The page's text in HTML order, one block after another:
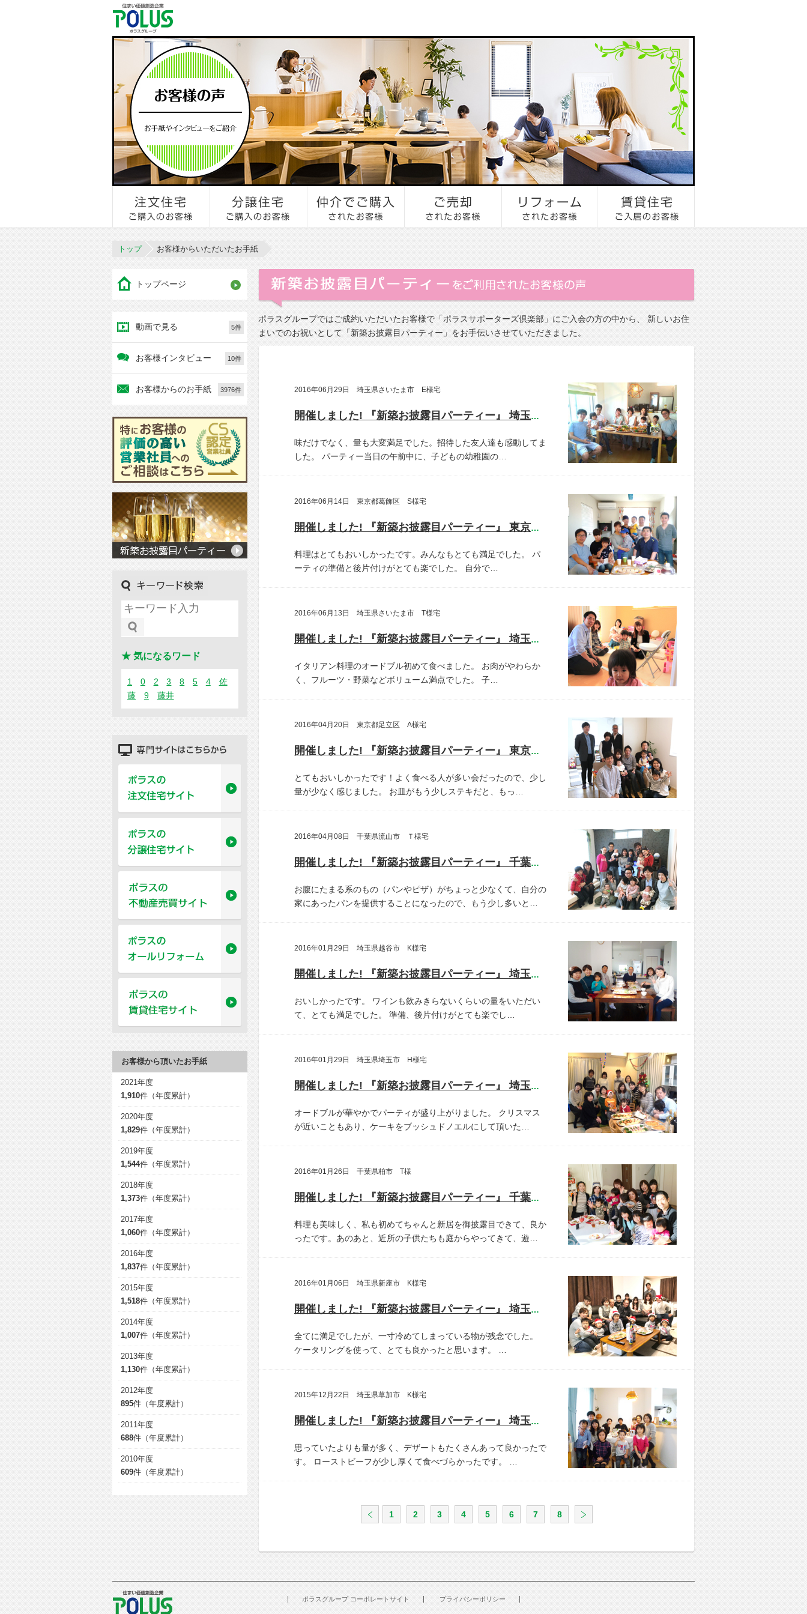
トップ お客様からいただいたお手紙
ポラスグループではご成約いただいたお客様で「ポラスサポーターズ倶楽部」にご入会の方の中から、 新しいお住
まいでのお祝いとして「新築お披露目パーティー」をお手伝いさせていただきました。
2016年06月29日 埼玉県さいたま市 E様宅
開催しました! 『新築お披露目パーティー』 埼玉県さいたま市 E様宅
味だけでなく、量も大変満足でした。招待した友人達も感動してま
した。
パーティー当日の午前中に、子どもの幼稚園の…
2016年06月14日 東京都葛飾区 S様宅
開催しました! 『新築お披露目パーティー』 東京都葛飾区 S様宅
料理はとてもおいしかったです。みんなもとても満足でした。
パ
ーティの準備と後片付けがとても楽でした。
自分で…
2016年06月13日 埼玉県さいたま市 T様宅
開催しました! 『新築お披露目パーティー』 埼玉県さいたま市 T様宅
イタリアン料理のオードブル初めて食べました。
お肉がやわらか
く、フルーツ・野菜などボリューム満点でした。
子…
2016年04月20日 東京都足立区 A様宅
開催しました! 『新築お披露目パーティー』 東京都足立区 A様宅
とてもおいしかったです！よく食べる人が多い会だったので、少し
量が少なく感じました。
お皿がもう少しステキだと、もっ…
2016年04月08日 千葉県流山市 Ｔ様宅
開催しました! 『新築お披露目パーティー』 千葉県流山市 T様宅
お腹にたまる系のもの（パンやピザ）がちょっと少なくて、自分の
家にあったパンを提供することになったので、もう少し多いと…
2016年01月29日 埼玉県越谷市 K様宅
開催しました! 『新築お披露目パーティー』 埼玉県越谷市 K様宅
おいしかったです。
ワインも飲みきらないくらいの量をいただい
て、とても満足でした。
準備、後片付けがとても楽でし…
2016年01月29日 埼玉県埼玉市 H様宅
開催しました! 『新築お披露目パーティー』 埼玉県埼玉市 H様宅
オードブルが華やかでパーティが盛り上がりました。
クリスマス
が近いこともあり、ケーキをブッシュドノエルにして頂いた…
2016年01月26日 千葉県柏市 T様
開催しました! 『新築お披露目パーティー』 千葉県柏市 T様宅
料理も美味しく、私も初めてちゃんと新居を御披露目できて、良か
ったです。あのあと、近所の子供たちも庭からやってきて、遊…
2016年01月06日 埼玉県新座市 K様宅
開催しました! 『新築お披露目パーティー』 埼玉県新座市 K様宅
全てに満足でしたが、一寸冷めてしまっている物が残念でした。
ケータリングを使って、とても良かったと思います。
2015年12月22日 埼玉県草加市 K様宅
開催しました! 『新築お披露目パーティー』 埼玉県草加市 K様宅
思っていたよりも量が多く、デザートもたくさんあって良かったで
す。
ローストビーフが少し厚くて食べづらかったです。
1 2 3 4 5 6 7 8
トップページ
動画で見る 5件
お客様インタビュー 10件
お客様からのお手紙 3976件
★ 気になるワード
1 0 2 3 8 5 4
佐
藤
9 藤井
お客様から頂いたお手紙
2021年度
1,910件（年度累計）
2020年度
1,829件（年度累計）
2019年度
1,544件（年度累計）
2018年度
1,373件（年度累計）
2017年度
1,060件（年度累計）
2016年度
1,837件（年度累計）
2015年度
1,518件（年度累計）
2014年度
1,007件（年度累計）
2013年度
1,130件（年度累計）
2012年度
895件（年度累計）
2011年度
688件（年度累計）
2010年度
609件（年度累計）
ポラスグループ コーポレートサイト
プライバシーポリシー